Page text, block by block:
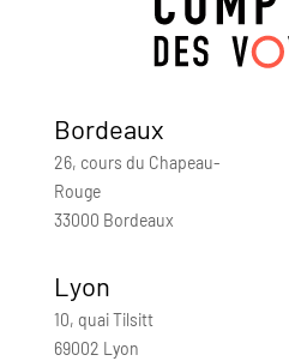
Bordeaux
26, cours du Chapeau-
Rouge
33000 Bordeaux
Lyon
10, quai Tilsitt
69002 Lyon